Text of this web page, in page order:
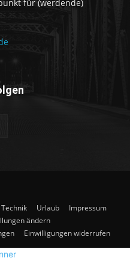
für (werdende)
Technik Urlaub
Impressum
ändern
Einwilligungen widerrufen